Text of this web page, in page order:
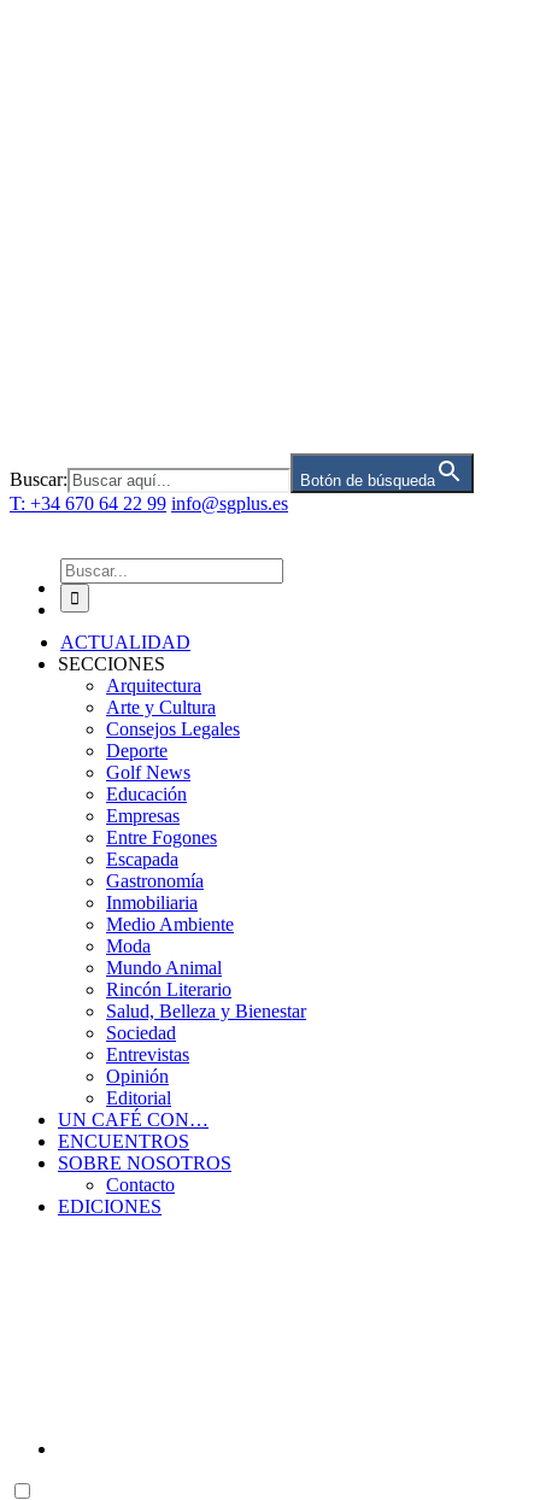
Buscar: Botón de búsqueda
T: +34 670 64 22 99 info@sgplus.es
Buscar:
ACTUALIDAD
SECCIONES
Arquitectura
Arte y Cultura
Consejos Legales
Deporte
Golf News
Educación
Empresas
Entre Fogones
Escapada
Gastronomía
Inmobiliaria
Medio Ambiente
Moda
Mundo Animal
Rincón Literario
Salud, Belleza y Bienestar
Sociedad
Entrevistas
Opinión
Editorial
UN CAFÉ CON…
ENCUENTROS
SOBRE NOSOTROS
Contacto
EDICIONES